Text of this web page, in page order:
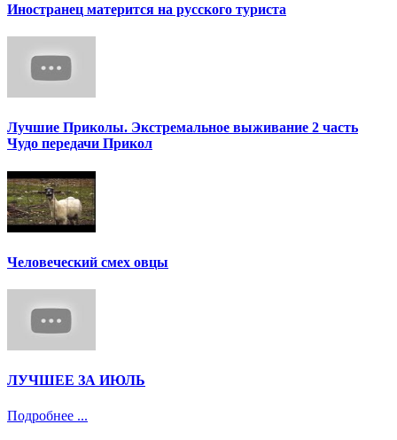
Иностранец матерится на русского туриста
Лучшие Приколы. Экстремальное выживание 2 часть
Чудо передачи Прикол
Человеческий смех овцы
ЛУЧШЕЕ ЗА ИЮЛЬ
Подробнее ...